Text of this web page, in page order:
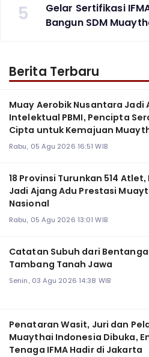
5
Gelar Sertifikasi
Bangun SDM
Berita Terbaru
Muay Aerobik Nusantara Jadi
Intelektual PBMI, Pencipta
Cipta untuk Kemajuan
Indonesia
Rabu, 05 Agu 2026 16:51 WIB
18 Provinsi Turunkan 514 Atlet,
Jadi Ajang Adu Prestasi
Nasional
Rabu, 05 Agu 2026 13:01 WIB
Catatan Subuh dari
Tambang Tanah Jawa
Senin, 03 Agu 2026 14:38 WIB
Penataran Wasit, Juri dan
Muaythai Indonesia Dibuka,
Tenaga IFMA Hadir di Jakarta